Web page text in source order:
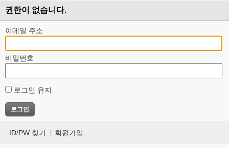
권한이 없습니다.
이메일 주소
비밀번호
로그인 유지
ID/PW 찾기 회원가입